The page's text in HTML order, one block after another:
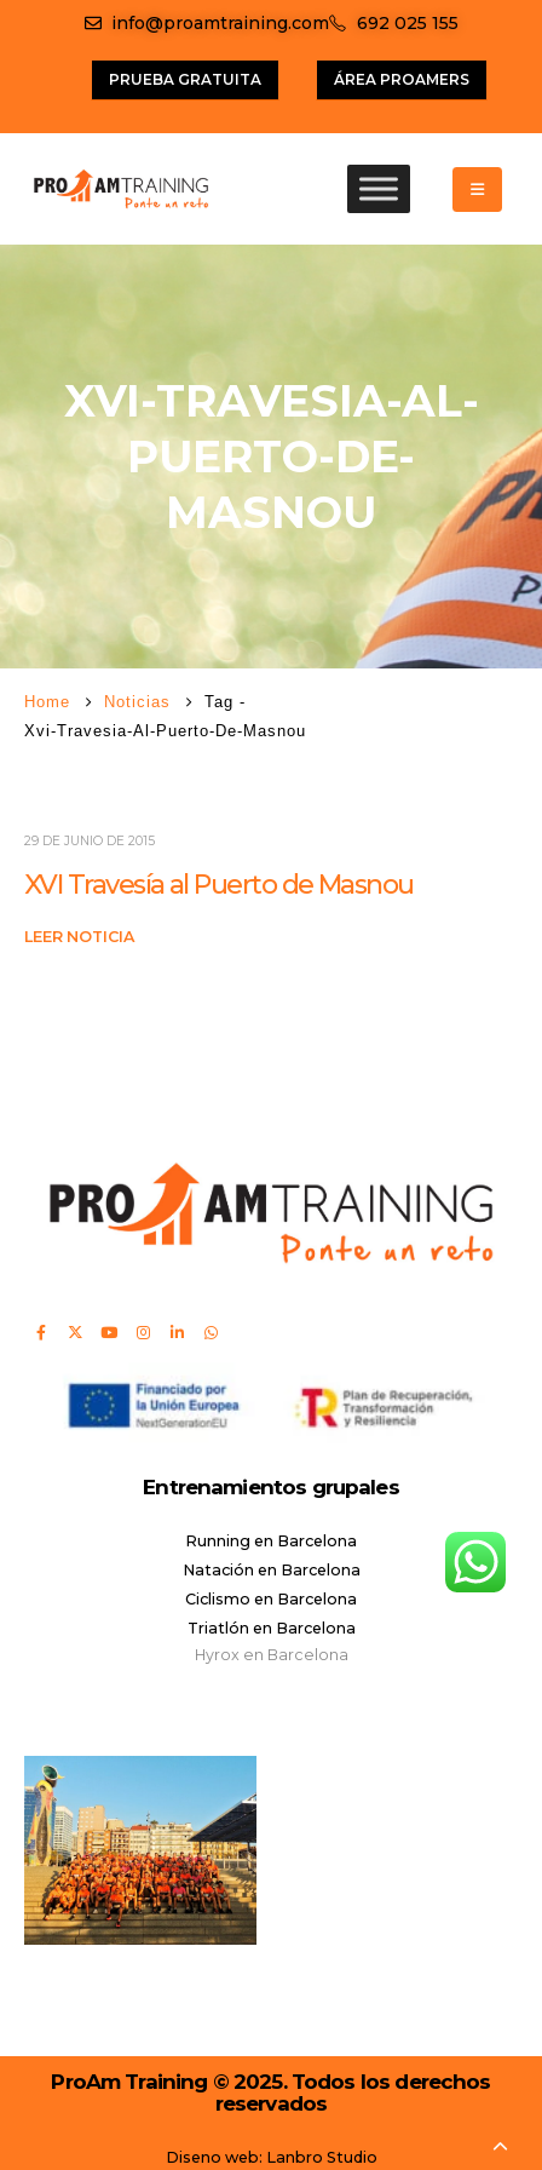
info@proamtraining.com 692 025 155
PRUEBA GRATUITA ÁREA PROAMERS
XVI-TRAVESIA-AL-
PUERTO-DE-
MASNOU
Home Noticias
Tag -
Xvi-Travesia-Al-Puerto-De-Masnou
29 DE JUNIO DE 2015
XVI Travesía al Puerto de Masnou
LEER NOTICIA
Entrenamientos grupales
Running en Barcelona
Natación en Barcelona
Ciclismo en Barcelona
Triatlón en Barcelona
Hyrox en Barcelona
ProAm Training © 2025. Todos los derechos
reservados
Diseno web: Lanbro Studio